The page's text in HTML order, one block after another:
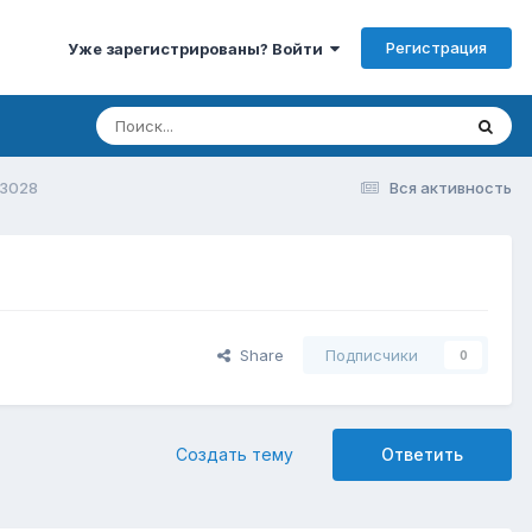
Уже зарегистрированы? Войти Регистрация
Вся активность
Share Подписчики 0
Ответить
Создать тему